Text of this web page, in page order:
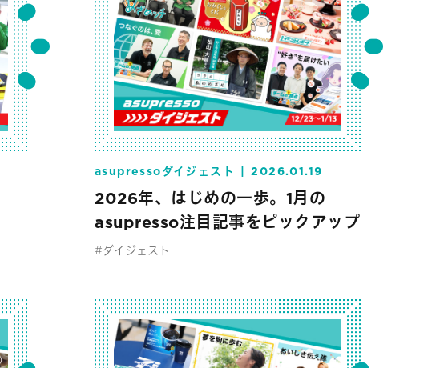
asupressoダイジェスト 2026.01.19
2026年、はじめの一歩。1月の
asupresso注目記事をピックアップ
#ダイジェスト